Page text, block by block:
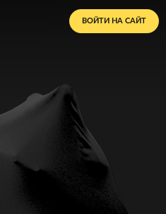
ВОЙТИ НА САЙТ